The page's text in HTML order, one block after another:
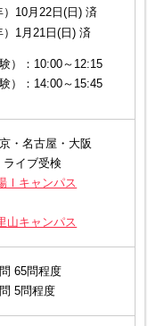
10月22日(日) 済
1月21日(日) 済
）：10:00～12:15
）：14:00～15:45
・名古屋・大阪
イブ受検
Ⅰキャンパス
山キャンパス
65問程度
5問程度